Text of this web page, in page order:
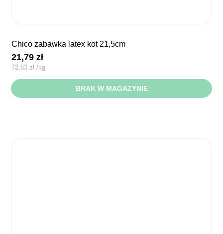
chico zabawka latex kot 21,5cm
21,79zł
72,63zł /kg
BRAK W MAGAZYNIE